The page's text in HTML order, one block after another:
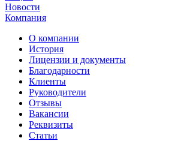
Новости
Компания
О компании
История
Лицензии и документы
Благодарности
Клиенты
Руководители
Отзывы
Вакансии
Реквизиты
Статьи